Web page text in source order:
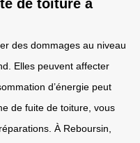
de toiture à
des dommages au niveau
Elles peuvent affecter
d’énergie peut
de fuite de toiture, vous
À Reboursin,